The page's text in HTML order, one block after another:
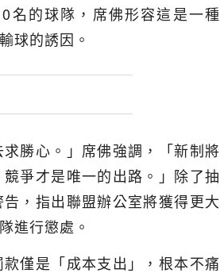
名的球隊，席佛形容這是一種
球的誘因。
勝心。」席佛強調，「新制將
爭才是唯一的出路。」除了抽
，指出聯盟辦公室將獲得更大
進行懲處。
僅是「成本支出」，根本不痛